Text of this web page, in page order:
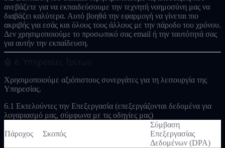
ανεβάζετε για να εκπαιδεύσουμε την τεχνητή νοημοσύνη μας να
διαβάζει καλύτερα. Αυτό βοηθά την εφαρμογή να γίνεται πιο
ακριβής για εσάς και όλους τους άλλους με την πάροδο του χρόνου.
Δεν χρησιμοποιούμε το προσωπικό σας email ή την ταυτότητά σας
για αυτήν την εκπαίδευση.
🤖 6. Υπηρεσίες Τρίτων
Χρησιμοποιούμε αξιόπιστους συνεργάτες για τη λειτουργία της
Υπηρεσίας.
6.1 Εκτελούντες την Επεξεργασία (επεξεργάζονται δεδομένα για
λογαριασμό μας, σύμφωνα με τις οδηγίες μας)
Πάροχος Σκοπός
Σύμβαση
Επεξεργασίας
Δεδομένων (DPA)